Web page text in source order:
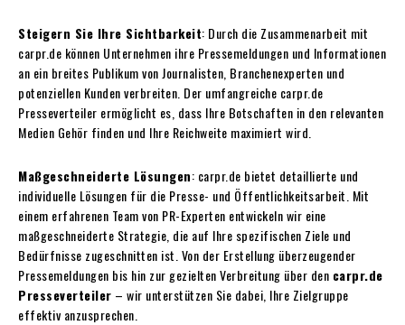
Steigern Sie Ihre Sichtbarkeit: Durch die Zusammenarbeit mit
carpr.de können Unternehmen ihre Pressemeldungen und Informationen
an ein breites Publikum von Journalisten, Branchenexperten und
potenziellen Kunden verbreiten. Der umfangreiche carpr.de
Presseverteiler ermöglicht es, dass Ihre Botschaften in den relevanten
Medien Gehör finden und Ihre Reichweite maximiert wird.
Maßgeschneiderte Lösungen: carpr.de bietet detaillierte und
individuelle Lösungen für die Presse- und Öffentlichkeitsarbeit. Mit
einem erfahrenen Team von PR-Experten entwickeln wir eine
maßgeschneiderte Strategie, die auf Ihre spezifischen Ziele und
Bedürfnisse zugeschnitten ist. Von der Erstellung überzeugender
Pressemeldungen bis hin zur gezielten Verbreitung über den carpr.de
Presseverteiler – wir unterstützen Sie dabei, Ihre Zielgruppe
effektiv anzusprechen.